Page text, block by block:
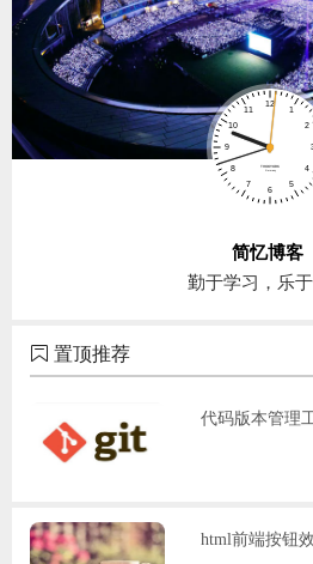
简忆博客
勤于学习，乐
置顶推荐
代码版本管理
html前端按钮